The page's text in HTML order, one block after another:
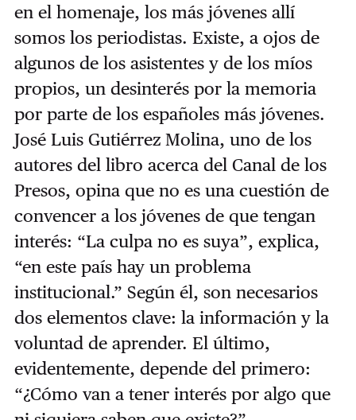
en el homenaje, los más jóvenes allí
somos los periodistas. Existe, a ojos de
algunos de los asistentes y de los míos
propios, un desinterés por la memoria
por parte de los españoles más jóvenes.
José Luis Gutiérrez Molina, uno de los
autores del libro acerca del Canal de los
Presos, opina que no es una cuestión de
convencer a los jóvenes de que tengan
interés: “La culpa no es suya”, explica,
“en este país hay un problema
institucional.” Según él, son necesarios
dos elementos clave: la información y la
voluntad de aprender. El último,
evidentemente, depende del primero:
“¿Cómo van a tener interés por algo que